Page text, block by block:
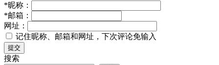
*昵称：
*邮箱：
网址：
记住昵称、邮箱和网址，下次评论免输入
提交
搜索